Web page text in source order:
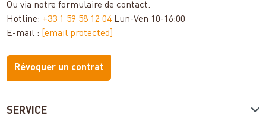
SERVICE
Ou via notreformulaire de contact.
Hotline: +33 1 59 58 12 04 Lun-Ven 10-16:00
E-mail : [email protected]
Révoquer un contrat